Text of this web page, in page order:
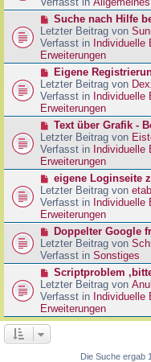
a
g
e
t
r
a
g
e
r
B
e
i
r
a
g
N
e
u
e
r
B
e
i
t
a
g
Suche nach Hilfe
Letzter Beitrag von
Verfasst in Individuelle
Erweiterungen
N
e
u
e
r
B
e
i
t
a
g
Eigene
Letzter Beitrag von
Verfasst in Individuelle
Erweiterungen
N
e
u
e
r
B
e
i
t
a
g
Text über Grafik -
Letzter Beitrag von
Verfasst in Individuelle
Erweiterungen
N
e
u
e
r
B
e
i
r
a
g
eigene Loginseite
Letzter Beitrag von
Verfasst in Individuelle
Erweiterungen
N
e
u
e
r
B
e
i
t
r
Doppelter Google
Letzter Beitrag von
Verfasst in Sonstiges
N
e
u
e
r
e
Scriptproblem
Letzter Beitrag von
Verfasst in Individuelle
Erweiterungen
Die Suche ergab